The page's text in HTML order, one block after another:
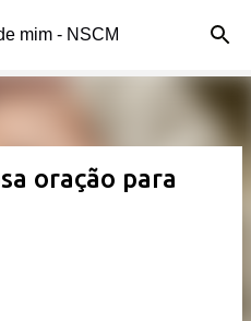
principal
mim - NSCM
oração para